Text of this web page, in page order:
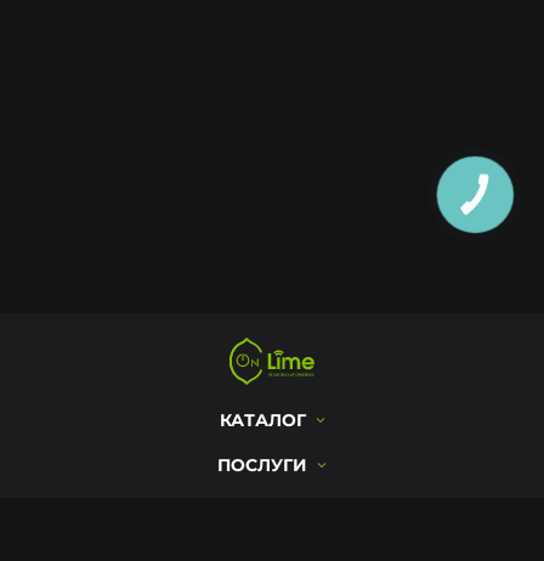
КАТАЛОГ
ПОСЛУГИ
Цей сайт використовує cookie для
«Прийняти», ви погоджуєтеся на
використання файлів cookie. Щоб
Політику конфіденційності!
КНОПКА
ЗВ'ЯЗКУ